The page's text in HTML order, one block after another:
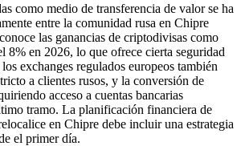
como medio de transferencia de valor se ha
entre la comunidad rusa en Chipre
las ganancias de criptodivisas como
8% en 2026, lo que ofrece cierta seguridad
exchanges regulados europeos también
a clientes rusos, y la conversión de
acceso a cuentas bancarias
tramo. La planificación financiera de
en Chipre debe incluir una estrategia
el primer día.